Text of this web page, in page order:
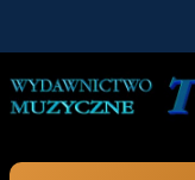
content